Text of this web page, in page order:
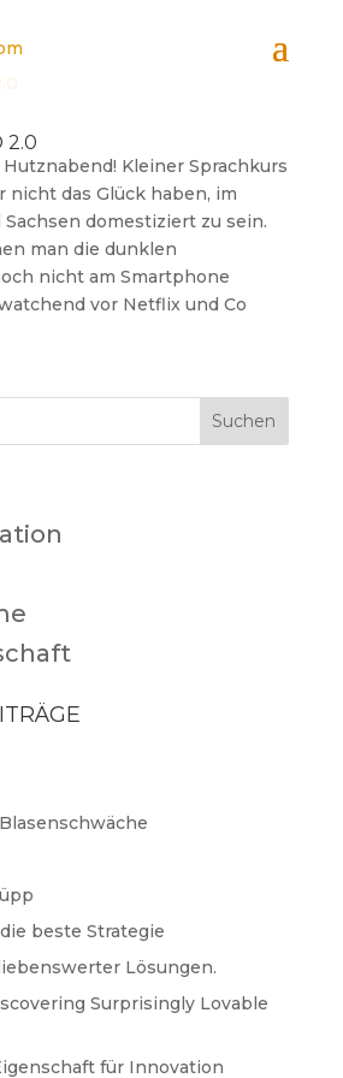
2.0
Kleiner Sprachkurs
nicht das Glück haben, im
domestiziert zu sein.
man die dunklen
nicht am Smartphone
vor Netflix und Co
beste Strategie
Lösungen.
Surprisingly Lovable
für Innovation